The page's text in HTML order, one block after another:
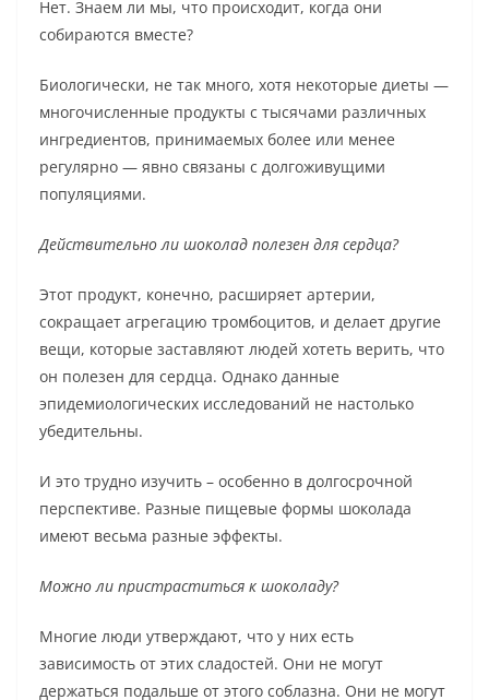
Нет. Знаем ли мы, что происходит, когда они
собираются вместе?
Биологически, не так много, хотя некоторые диеты —
многочисленные продукты с тысячами различных
ингредиентов, принимаемых более или менее
регулярно — явно связаны с долгоживущими
популяциями.
Действительно ли шоколад полезен для сердца?
Этот продукт, конечно, расширяет артерии,
сокращает агрегацию тромбоцитов, и делает другие
вещи, которые заставляют людей хотеть верить, что
он полезен для сердца. Однако данные
эпидемиологических исследований не настолько
убедительны.
И это трудно изучить – особенно в долгосрочной
перспективе. Разные пищевые формы шоколада
имеют весьма разные эффекты.
Можно ли пристраститься к шоколаду?
Многие люди утверждают, что у них есть
зависимость от этих сладостей. Они не могут
держаться подальше от этого соблазна. Они не могут